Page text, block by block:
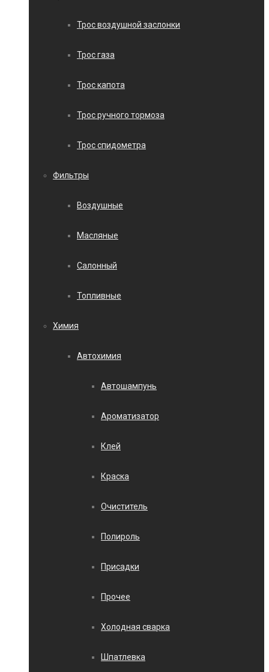
Трос воздушной заслонки
Трос газа
Трос капота
Трос ручного тормоза
Трос спидометра
Фильтры
Воздушные
Масляные
Салонный
Топливные
Химия
Автохимия
Автошампунь
Ароматизатор
Клей
Краска
Очиститель
Полироль
Присадки
Прочее
Холодная сварка
Шпатлевка